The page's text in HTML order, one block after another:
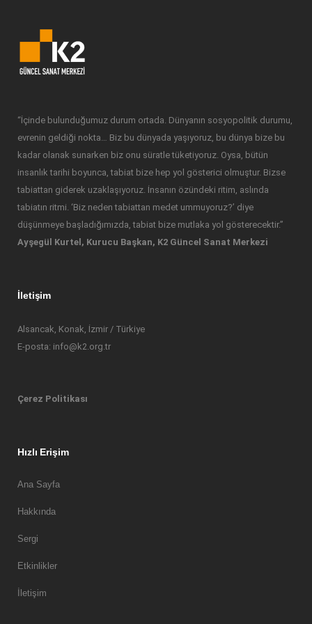
“İçinde bulunduğumuz durum ortada. Dünyanın sosyopolitik durumu,
evrenin geldiği nokta… Biz bu dünyada yaşıyoruz, bu dünya bize bu
kadar olanak sunarken biz onu süratle tüketiyoruz. Oysa, bütün
insanlık tarihi boyunca, tabiat bize hep yol gösterici olmuştur. Bizse
tabiattan giderek uzaklaşıyoruz. İnsanın özündeki ritim, aslında
tabiatın ritmi. ‘Biz neden tabiattan medet ummuyoruz?’ diye
düşünmeye başladığımızda, tabiat bize mutlaka yol gösterecektir.”
Ayşegül Kurtel, Kurucu Başkan, K2 Güncel Sanat Merkezi
İletişim
Alsancak, Konak, İzmir / Türkiye
E-posta: info@k2.org.tr
Çerez Politikası
Hızlı Erişim
Ana Sayfa
Hakkında
Sergi
Etkinlikler
İletişim